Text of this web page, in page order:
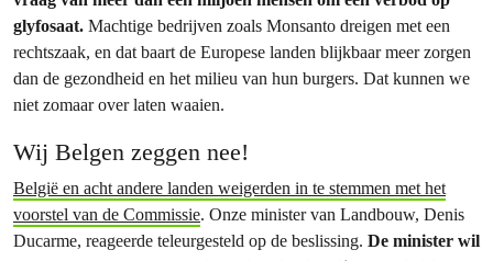
glyfosaat. Machtige bedrijven zoals Monsanto dreigen met een
rechtszaak, en dat baart de Europese landen blijkbaar meer zorgen
dan de gezondheid en het milieu van hun burgers. Dat kunnen we
niet zomaar over laten waaien.
Wij Belgen zeggen nee!
België en acht andere landen weigerden in te stemmen met het
voorstel van de Commissie. Onze minister van Landbouw, Denis
Ducarme, reageerde teleurgesteld op de beslissing. De minister wil